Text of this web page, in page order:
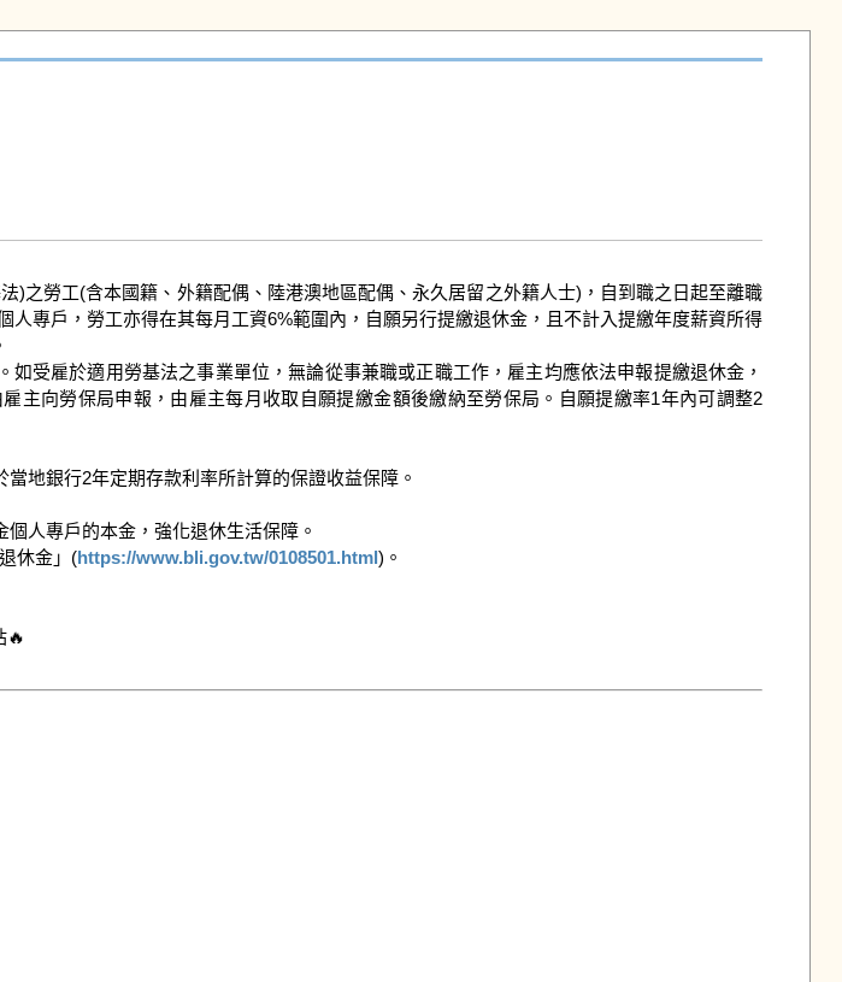
)之勞工(含本國籍、外籍配偶、陸港澳地區配偶、永久居留之外籍人士)，自到職之日起至離職
專戶，勞工亦得在其每月工資6%範圍內，自願另行提繳退休金，且不計入提繳年度薪資所得
受雇於適用勞基法之事業單位，無論從事兼職或正職工作，雇主均應依法申報提繳退休金，
主向勞保局申報，由雇主每月收取自願提繳金額後繳納至勞保局。自願提繳率1年內可調整2
休金」(https://www.bli.gov.tw/0108501.html)。